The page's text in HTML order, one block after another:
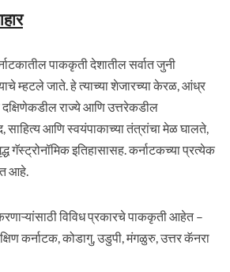
पाककृती देशातील सर्वात जुनी
म्हटले जाते. हे त्याच्या शेजारच्या केरळ, आंध्र
राज्ये आणि उत्तरेकडील
साहित्य आणि स्वयंपाकाच्या तंत्रांचा मेळ घालते,
गॅस्ट्रोनॉमिक इतिहासासह. कर्नाटकच्या प्रत्येक
आहे.
विविध प्रकारचे पाककृती आहेत –
कर्नाटक, कोडागु, उडुपी, मंगळुरु, उत्तर कॅनरा